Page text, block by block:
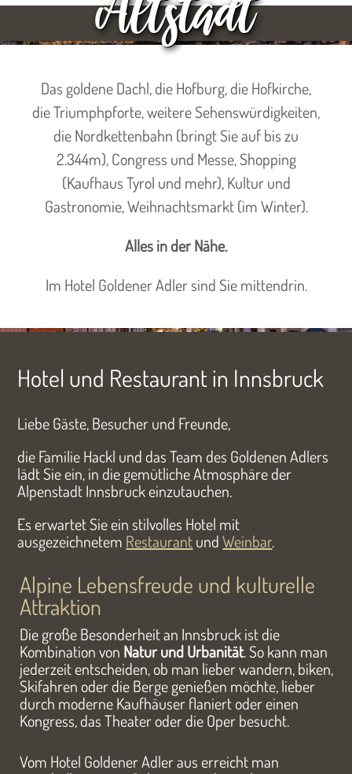
Altstadt
Das goldene Dachl, die Hofburg, die Hofkirche,
die Triumphpforte, weitere Sehenswürdigkeiten,
die Nordkettenbahn (bringt Sie auf bis zu
2.344m), Congress und Messe, Shopping
(Kaufhaus Tyrol und mehr), Kultur und
Gastronomie, Weihnachtsmarkt (im Winter).
Alles in der Nähe.
Im Hotel Goldener Adler sind Sie mittendrin.
Hotel und Restaurant in Innsbruck
Liebe Gäste, Besucher und Freunde,
die Familie Hackl und das Team des Goldenen Adlers
lädt Sie ein, in die gemütliche Atmosphäre der
Alpenstadt Innsbruck einzutauchen.
Es erwartet Sie ein stilvolles Hotel mit
ausgezeichnetem RestaurantundWeinbar.
Alpine Lebensfreude und kulturelle
Attraktion
Die große Besonderheit an Innsbruck ist die
Kombination von Natur und Urbanität. So kann man
jederzeit entscheiden, ob man lieber wandern, biken,
Skifahren oder die Berge genießen möchte, lieber
durch moderne Kaufhäuser flaniert oder einen
Kongress, das Theater oder die Oper besucht.
Vom Hotel Goldener Adler aus erreicht man